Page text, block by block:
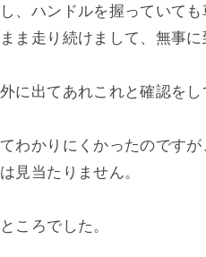
、ハンドルを握っていて
ま走り続けまして、無事に
に出てあれこれと確認をし
わかりにくかったのです
見当たりません。
ころでした。